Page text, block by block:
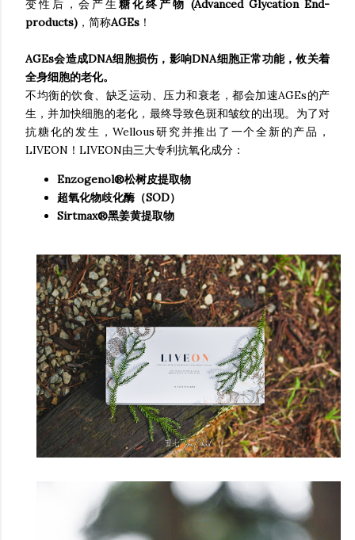
变性后，会产生糖化终产物 (Advanced Glycation End-
products) ，简称AGEs ！
AGEs会造成DNA细胞损伤，影响DNA细胞正常功能，攸关着
全身细胞的老化。
不均衡的饮食、缺乏运动、压力和衰老，都会加速AGEs的产
生，并加快细胞的老化，最终导致色斑和皱纹的出现。为了对
抗糖化的发生，Wellous研究并推出了一个全新的产品，
LIVEON！LIVEON由三大专利抗氧化成分：
Enzogenol®松树皮提取物
超氧化物歧化酶（SOD）
Sirtmax®黑姜黄提取物